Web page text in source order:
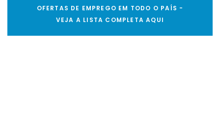
OFERTAS DE EMPREGO EM TODO O PAÍS -
VEJA A LISTA COMPLETA AQUI